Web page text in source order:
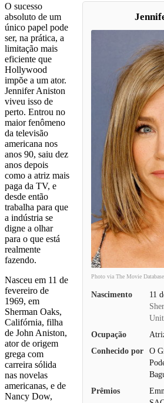
Photo via The Movie
Nascimento
11
Ocupação
Conhecido por
O
Prêmios
O sucesso
absoluto de um
único papel pode
ser, na prática, a
limitação mais
eficiente que
Hollywood
impõe a um ator.
Jennifer Aniston
viveu isso de
perto. Entrou no
maior fenômeno
da televisão
americana nos
anos 90, saiu dez
anos depois
como a atriz mais
paga da TV, e
desde então
trabalha para que
a indústria se
digne a olhar
para o que está
realmente
fazendo.
Nasceu em 11 de
fevereiro de
1969, em
Sherman Oaks,
Califórnia, filha
de John Aniston,
ator de origem
grega com
carreira sólida
nas novelas
americanas, e de
Nancy Dow,